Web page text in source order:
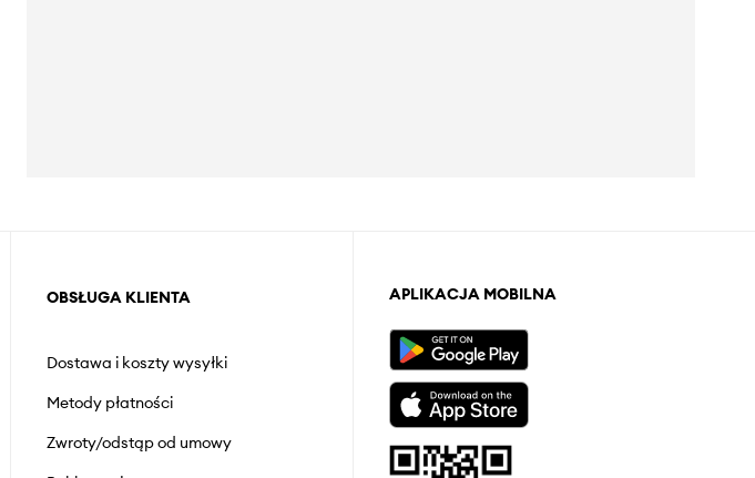
OBSŁUGA KLIENTA
Dostawa i koszty wysyłki
Metody płatności
Zwroty/odstąp od umowy
APLIKACJA MOBILNA